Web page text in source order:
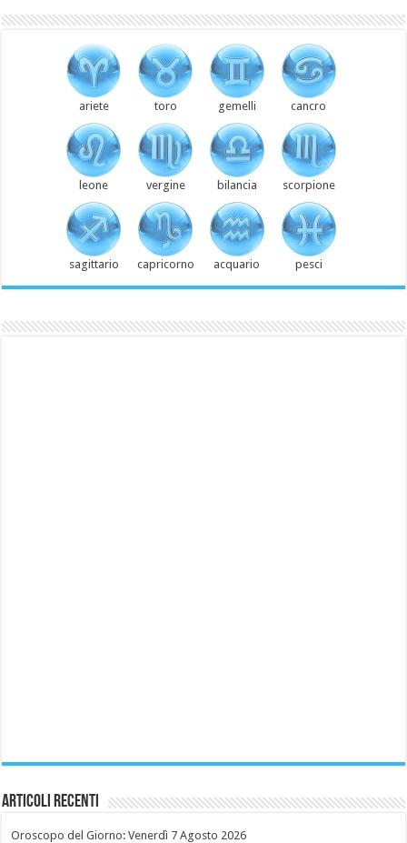
ariete toro gemelli cancro
leone vergine bilancia scorpione
sagittario capricorno acquario pesci
Articoli recenti
Oroscopo del Giorno: Venerdì 7 Agosto 2026